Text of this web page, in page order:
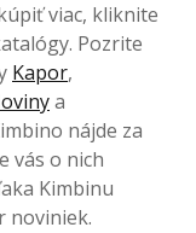
viac, kliknite
Pozrite
Kapor,
a
nájde za
vás o nich
Kimbinu
noviniek.